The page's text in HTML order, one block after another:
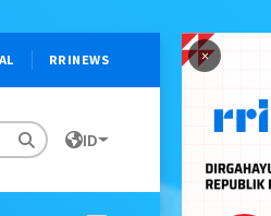
×
RRINEWS
ID